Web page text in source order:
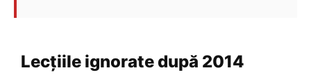
Lecțiile ignorate după 2014